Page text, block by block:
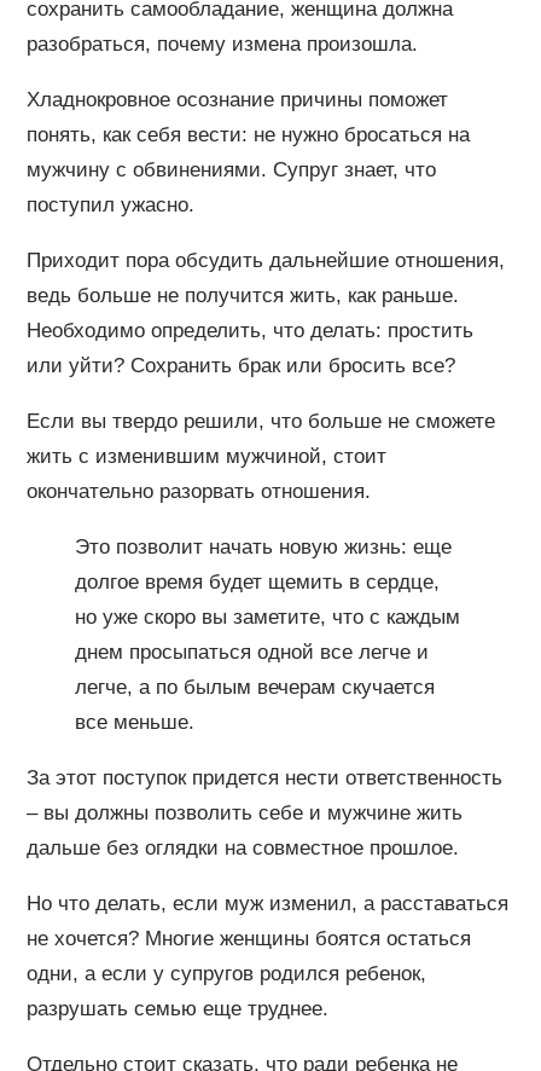
сохранить самообладание, женщина должна
разобраться, почему измена произошла.
Хладнокровное осознание причины поможет
понять, как себя вести: не нужно бросаться на
мужчину с обвинениями. Супруг знает, что
поступил ужасно.
Приходит пора обсудить дальнейшие отношения,
ведь больше не получится жить, как раньше.
Необходимо определить, что делать: простить
или уйти? Сохранить брак или бросить все?
Если вы твердо решили, что больше не сможете
жить с изменившим мужчиной, стоит
окончательно разорвать отношения.
Это позволит начать новую жизнь: еще
долгое время будет щемить в сердце,
но уже скоро вы заметите, что с каждым
днем просыпаться одной все легче и
легче, а по былым вечерам скучается
все меньше.
За этот поступок придется нести ответственность
– вы должны позволить себе и мужчине жить
дальше без оглядки на совместное прошлое.
Но что делать, если муж изменил, а расставаться
не хочется? Многие женщины боятся остаться
одни, а если у супругов родился ребенок,
разрушать семью еще труднее.
Отдельно стоит сказать, что ради ребенка не